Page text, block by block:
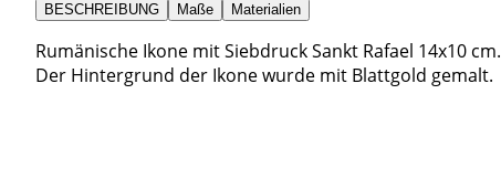
BESCHREIBUNG Maße Materialien
Rumänische Ikone mit Siebdruck Sankt Rafael 14x10 cm.
Der Hintergrund der Ikone wurde mit Blattgold gemalt.